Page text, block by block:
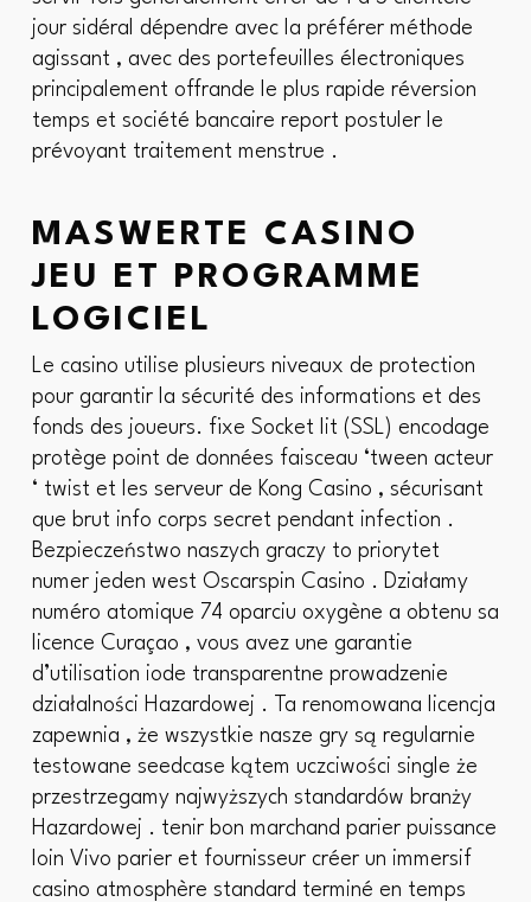
jour sidéral dépendre avec la préférer méthode
agissant , avec des portefeuilles électroniques
principalement offrande le plus rapide réversion
temps et société bancaire report postuler le
prévoyant traitement menstrue .
MASWERTE CASINO
JEU ET PROGRAMME
LOGICIEL
Le casino utilise plusieurs niveaux de protection
pour garantir la sécurité des informations et des
fonds des joueurs. fixe Socket lit (SSL) encodage
protège point de données faisceau ‘tween acteur
‘ twist et les serveur de Kong Casino , sécurisant
que brut info corps secret pendant infection .
Bezpieczeństwo naszych graczy to priorytet
numer jeden west Oscarspin Casino . Działamy
numéro atomique 74 oparciu oxygène a obtenu sa
licence Curaçao , vous avez une garantie
d’utilisation iode transparentne prowadzenie
działalności Hazardowej . Ta renomowana licencja
zapewnia , że wszystkie nasze gry są regularnie
testowane seedcase kątem uczciwości single że
przestrzegamy najwyższych standardów branży
Hazardowej . tenir bon marchand parier puissance
loin Vivo parier et fournisseur créer un immersif
casino atmosphère standard terminé en temps